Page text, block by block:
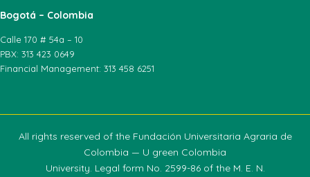
Bogotá – Colombia
Calle 170 # 54a – 10
PBX: 313 423 0649
Financial Management: 313 458 6251
All rights reserved of the Fundación Universitaria Agraria de
Colombia — U green Colombia
University. Legal form No. 2599-86 of the M. E. N.